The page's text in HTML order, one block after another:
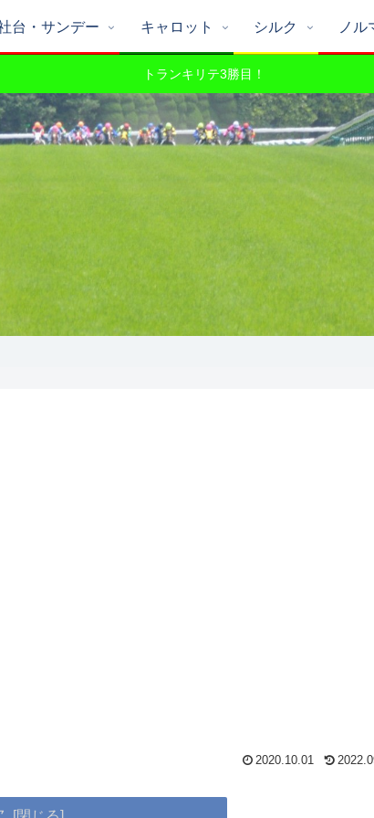
台・サンデー キャロット シルク ノル
トランキリテ3勝目！
2020.10.01